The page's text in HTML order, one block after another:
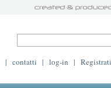
| contatti | log-in |